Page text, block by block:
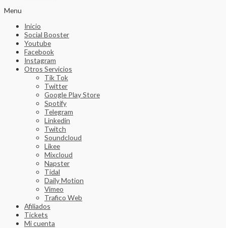
Menu
Inicio
Social Booster
Youtube
Facebook
Instagram
Otros Servicios
Tik Tok
Twitter
Google Play Store
Spotify
Telegram
Linkedin
Twitch
Soundcloud
Likee
Mixcloud
Napster
Tidal
Daily Motion
Vimeo
Trafico Web
Afiliados
Tickets
Mi cuenta